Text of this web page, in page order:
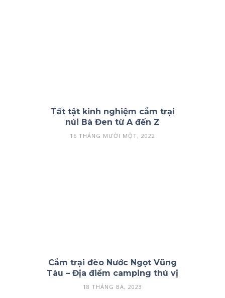
Tất tật kinh nghiệm cắm trại
núi Bà Đen từ A đến Z
16 THÁNG MƯỜI MỘT, 2022
Cắm trại đèo Nước Ngọt Vũng
Tàu – Địa điểm camping thú vị
18 THÁNG BA, 2023